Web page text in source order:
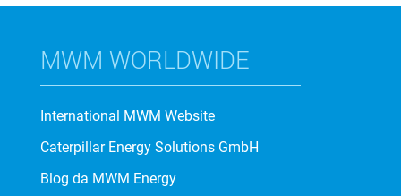
MWM WORLDWIDE
International MWM Website
Caterpillar Energy Solutions GmbH
Blog da MWM Energy